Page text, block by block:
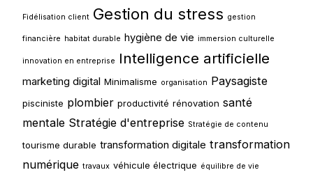
Fidélisation client Gestion du stress gestion
financière habitat durable hygiène de vie immersion culturelle
innovation en entreprise Intelligence artificielle
marketing digital Minimalisme organisation Paysagiste
pisciniste plombier productivité rénovation santé
mentale Stratégie d'entreprise Stratégie de contenu
tourisme durable transformation digitale transformation
numérique travaux véhicule électrique équilibre de vie